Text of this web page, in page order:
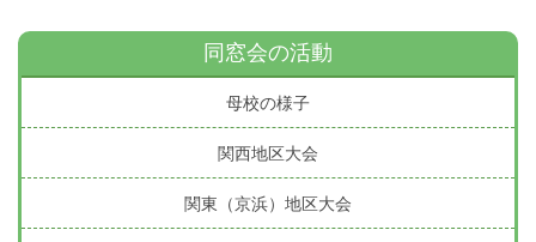
同窓会の活動
母校の様子
関西地区大会
関東（京浜）地区大会